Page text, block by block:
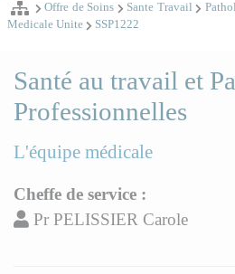
Offre de Soins Sante Travail
Medicale Unite
SSP1222
Santé au travail et
Professionnelles
L'équipe médicale
Cheffe de service :
Pr PELISSIER Carole